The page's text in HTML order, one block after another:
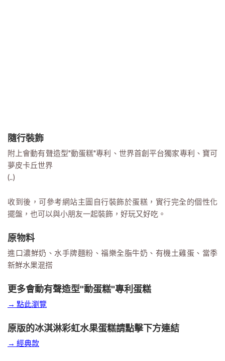
隨行裝飾
附上會動有聲造型"動蛋糕"專利、世界首創平台獨家專利、寶可
夢皮卡丘世界
(..)
收到後，可參考網站主圖自行裝飾於蛋糕，實行完全的個性化
擺盤，也可以與小朋友一起裝飾，好玩又好吃。
原物料
進口濃鮮奶、水手牌麵粉、福樂全脂牛奶、有機土雞蛋、當季
新鮮水果混搭
更多會動有聲造型"動蛋糕"專利蛋糕
→ 點此瀏覽
原版的冰淇淋彩虹水果蛋糕請點擊下方連結
→ 經典款